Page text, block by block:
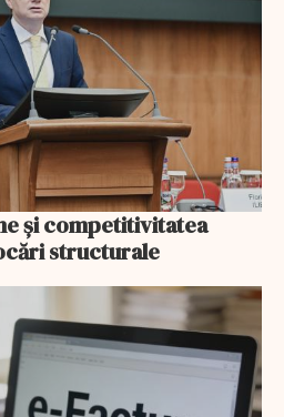
și competitivitatea
structurale